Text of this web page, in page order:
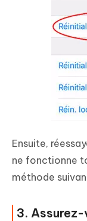
Ensuite,
ne fonctionne
méthode
3.